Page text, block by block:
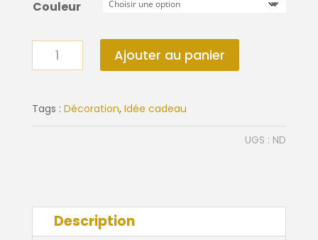
Couleur
quantité
de
Berbère
Ajouter au panier
Tags : Décoration, Idée cadeau
UGS : ND
Description